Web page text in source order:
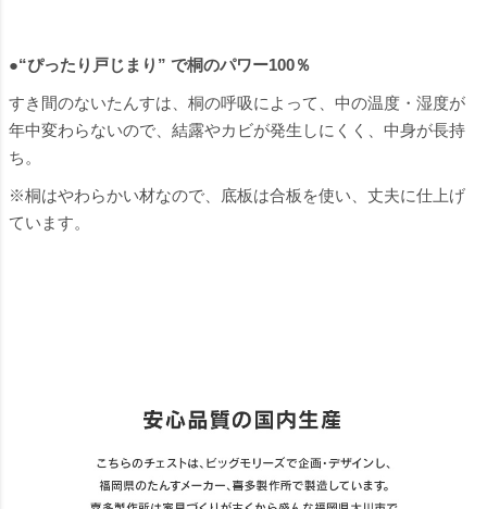
●“ぴったり戸じまり” で桐のパワー100％
すき間のないたんすは、桐の呼吸によって、中の温度・湿度が
年中変わらないので、結露やカビが発生しにくく、中身が長持
ち。
※桐はやわらかい材なので、底板は合板を使い、丈夫に仕上げ
ています。